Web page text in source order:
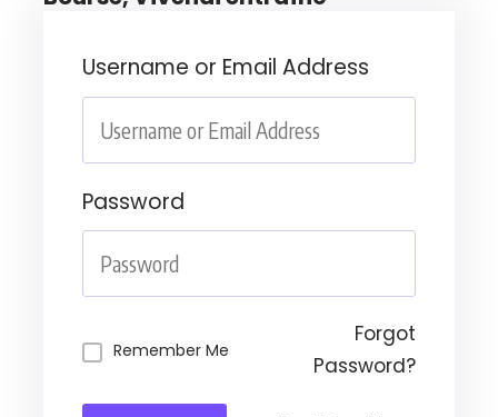
Username or Email Address
Password
Remember Me
Forgot
Password?